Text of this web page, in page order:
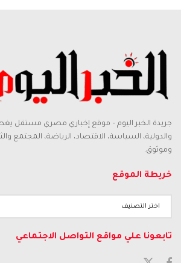
جريدة الخبر اليوم – موقع إخباري مصري مستقل
والدولية، السياسة، الاقتصاد، الرياضة، المجتمع
وموثوق.
خريطة الموقع
تابعونا علي مواقع التواصل الاجتماعي